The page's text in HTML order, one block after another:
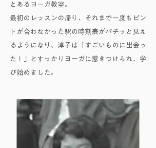
とあるヨーガ教室。
最初のレッスンの帰り、それまで一度もピン
トが合わなかった駅の時刻表がパチッと見え
るようになり、淳子は「すごいものに出会っ
た！」とすっかりヨーガに惹きつけられ、学
び始めました。